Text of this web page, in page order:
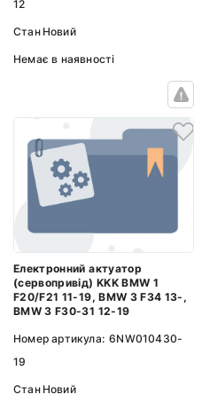
12
Стан Новий
Немає в наявності
Електронний актуатор
(сервопривід) KKK BMW 1
F20/F21 11-19, BMW 3 F34 13-,
BMW 3 F30-31 12-19
Номер артикула: 6NW010430-
19
Стан Новий